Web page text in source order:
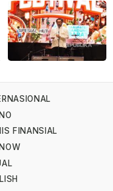
FINANSIAL